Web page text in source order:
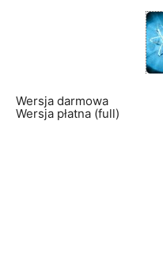
Wersja darmowa
Wersja płatna (full)